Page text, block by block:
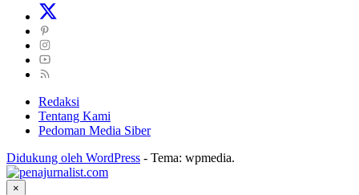
Redaksi
Tentang Kami
Pedoman Media Siber
Didukung oleh WordPress - Tema: wpmedia.
×